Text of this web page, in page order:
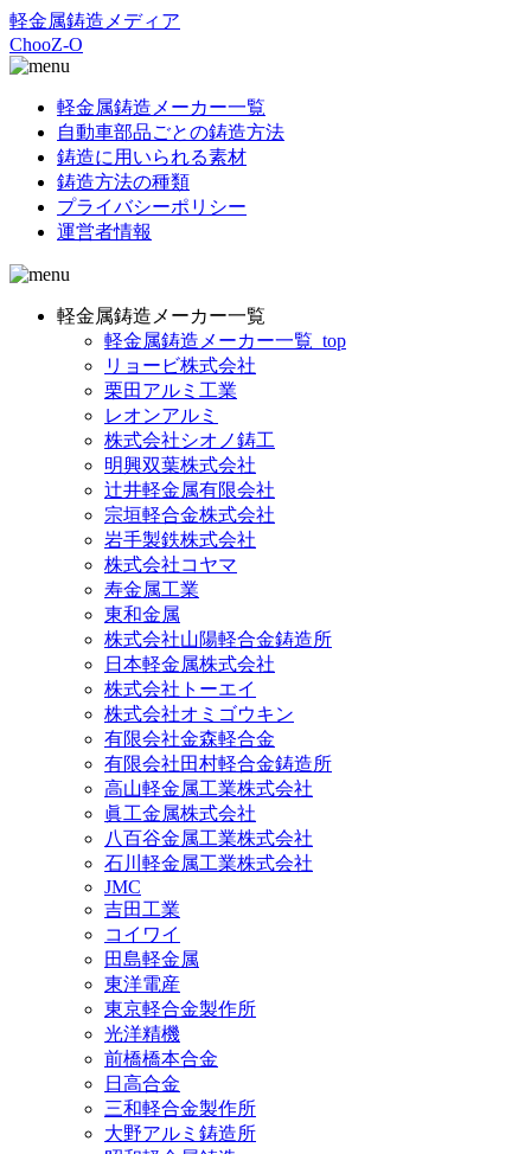
軽金属鋳造メディア
ChooZ-O
軽金属鋳造メーカー一覧
自動車部品ごとの鋳造方法
鋳造に用いられる素材
鋳造方法の種類
プライバシーポリシー
運営者情報
軽金属鋳造メーカー一覧
軽金属鋳造メーカー一覧_top
リョービ株式会社
栗田アルミ工業
レオンアルミ
株式会社シオノ鋳工
明興双葉株式会社
辻井軽金属有限会社
宗垣軽合金株式会社
岩手製鉄株式会社
株式会社コヤマ
寿金属工業
東和金属
株式会社山陽軽合金鋳造所
日本軽金属株式会社
株式会社トーエイ
株式会社オミゴウキン
有限会社金森軽合金
有限会社田村軽合金鋳造所
高山軽金属工業株式会社
眞工金属株式会社
八百谷金属工業株式会社
石川軽金属工業株式会社
JMC
吉田工業
コイワイ
田島軽金属
東洋電産
東京軽合金製作所
光洋精機
前橋橋本合金
日高合金
三和軽合金製作所
大野アルミ鋳造所